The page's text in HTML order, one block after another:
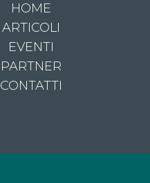
HOME
ARTICOLI
EVENTI
PARTNER
CONTATTI